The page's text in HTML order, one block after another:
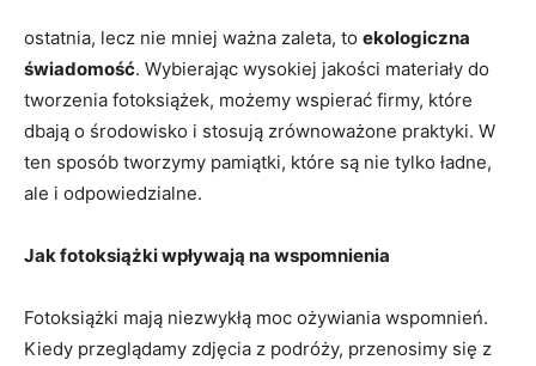
ostatnia, lecz nie mniej ważna zaleta,⁢ to ekologiczna
świadomość. Wybierając wysokiej jakości materiały do
tworzenia fotoksiążek, możemy wspierać firmy, które
⁣dbają o ⁤środowisko ⁣i stosują zrównoważone praktyki. W
‌ten sposób tworzymy pamiątki, które ‌są nie tylko ładne,
ale i odpowiedzialne.
Jak fotoksiążki wpływają na wspomnienia
Fotoksiążki mają niezwykłą moc ożywiania wspomnień.
Kiedy przeglądamy zdjęcia z ‌podróży,⁤ przenosimy się z